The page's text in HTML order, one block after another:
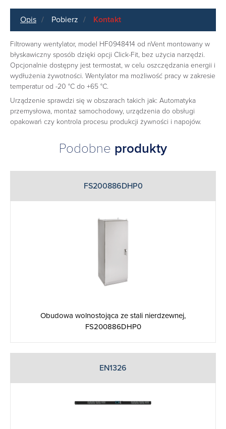
Opis Pobierz Kontakt
Filtrowany wentylator, model HF0948414 od nVent montowany w
błyskawiczny sposób dzięki opcji Click-Fit, bez użycia narzędzi.
Opcjonalnie dostępny jest termostat, w celu oszczędzania energii i
wydłużenia żywotności. Wentylator ma możliwość pracy w zakresie
temperatur od -20 °C do +65 °C.
Urządzenie sprawdzi się w obszarach takich jak: Automatyka
przemysłowa, montaż samochodowy, urządzenia do obsługi
opakowań czy kontrola procesu produkcji żywności i napojów.
Podobne produkty
FS200886DHP0
Obudowa wolnostojąca ze stali nierdzewnej,
FS200886DHP0
EN1326